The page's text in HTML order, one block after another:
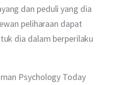
dan peduli yang dia
peliharaan dapat
dia dalam berperilaku
Psychology Today